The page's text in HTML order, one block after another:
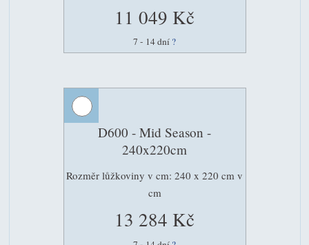
11 049 Kč
7 - 14 dní ?
D600 - Mid Season -
240x220cm
Rozměr lůžkoviny v cm: 240 x 220 cm v
cm
13 284 Kč